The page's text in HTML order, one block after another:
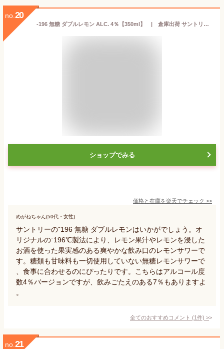
no. 20
-196 無糖 ダブルレモン ALC. 4％【350ml】 | 倉庫出荷 サントリー 無糖 チューハイ サワー レモンサワー イチキューロク
ショップでみる
価格と在庫を楽天でチェック >>
めがねちゃん(50代・女性)
サントリーの⁻196 無糖 ダブルレモンはいかがでしょう。オ
リジナルの⁻196℃製法により、レモン果汁やレモンを浸した
お酒を使った果実感のある爽やかな飲み口のレモンサワーで
す。糖類も甘味料も一切使用していない無糖レモンサワーで
、食事に合わせるのにぴったりです。こちらはアルコール度
数4％バージョンですが、飲みごたえのある7％もありますよ
。
全てのおすすめコメント (1件) >
no. 21